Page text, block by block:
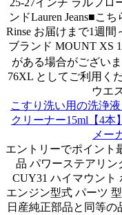
25-27インチ ラルフロ
ンドLauren Jeans■こ
Rinse お届けまで1週
ブランド MOUNT XS
がある場合がござい
76XL としてご利用く
ウエ
こすり洗い用の洗浄
クリーナー15ml【4
メー
エントリーでポイント
品 パワーステアリン
CUY31 ハイマウント
エンジン型式 パーツ
日産純正部品と同等の